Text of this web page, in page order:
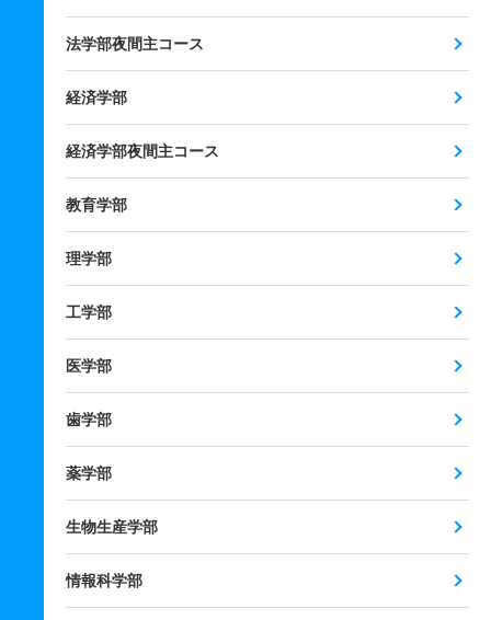
法学部夜間主コース
経済学部
経済学部夜間主コース
教育学部
理学部
工学部
医学部
歯学部
薬学部
生物生産学部
情報科学部